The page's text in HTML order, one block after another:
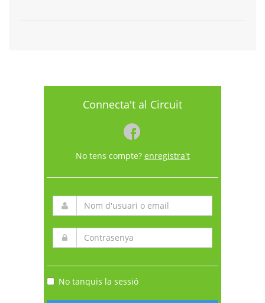
Connecta't al Circuit
No tens compte? enregistra't
No tanquis la sessió